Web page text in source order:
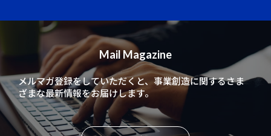
Mail Magazine
メルマガ登録をしていただくと、事業創造に関するさま
ざまな最新情報をお届けします。